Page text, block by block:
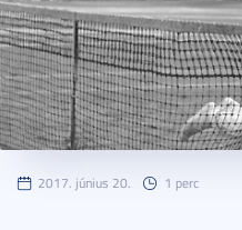
2017. június 20. 1 perc